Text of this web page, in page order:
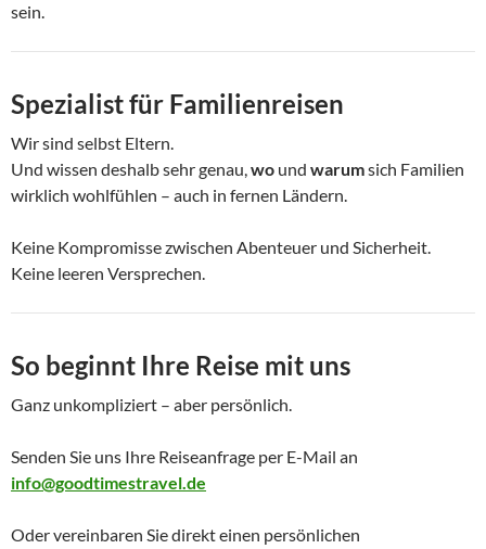
sein.
Spezialist für Familienreisen
Wir sind selbst Eltern.
Und wissen deshalb sehr genau,wo und warumsich Familien
wirklich wohlfühlen – auch in fernen Ländern.
Keine Kompromisse zwischen Abenteuer und Sicherheit.
Keine leeren Versprechen.
So beginnt Ihre Reise mit uns
Ganz unkompliziert – aber persönlich.
Senden Sie uns Ihre Reiseanfrage per E-Mail an
info@goodtimestravel.de
Oder vereinbaren Sie direkt einen persönlichen